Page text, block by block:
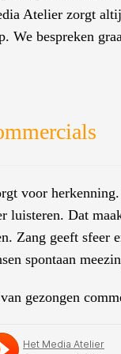
Atelier zorgt
We bespreken
voor
luisteren. Dat
Zang geeft sfeer
spontaan
gezongen